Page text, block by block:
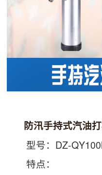
防汛手持式汽油
型号：DZ-
特点：